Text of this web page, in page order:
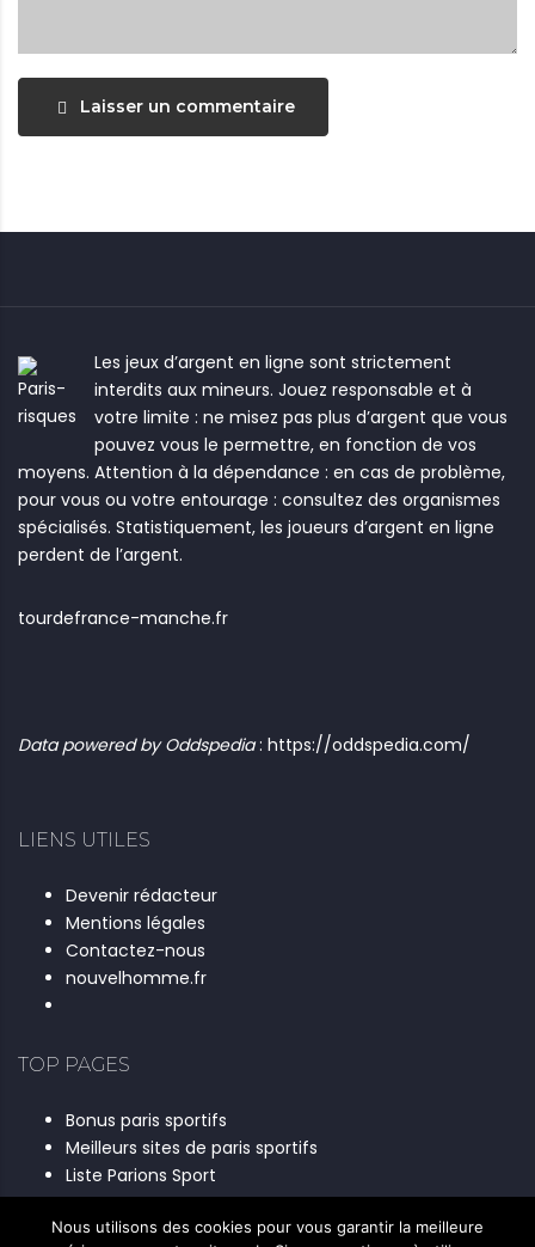
Laisser un commentaire
Les jeux d’argent en ligne sont strictement
interdits aux mineurs. Jouez responsable et à
votre limite : ne misez pas plus d’argent que vous
pouvez vous le permettre, en fonction de vos
moyens. Attention à la dépendance : en cas de problème,
pour vous ou votre entourage : consultez des organismes
spécialisés. Statistiquement, les joueurs d’argent en ligne
perdent de l’argent.
tourdefrance-manche.fr
Data powered by Oddspedia: https://oddspedia.com/
LIENS UTILES
Devenir rédacteur
Mentions légales
Contactez-nous
nouvelhomme.fr
TOP PAGES
Bonus paris sportifs
Meilleurs sites de paris sportifs
Liste Parions Sport
Nous utilisons des cookies pour vous garantir la meilleure